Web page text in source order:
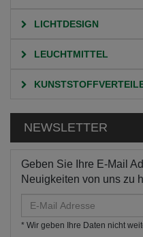
LICHTDESIGN
LEUCHTMITTEL
NEWSLETTER
Geben Sie Ihre E-Mail
Neuigkeiten von uns zu
Mail
Adresse
* Wir geben Ihre Daten nicht